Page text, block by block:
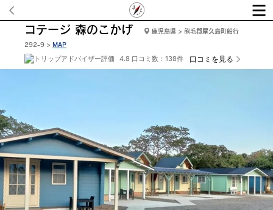
コテージ 森のこかげ 鹿児島県 > 熊毛郡屋久島町船行
292-9 > MAP
4.8 口コミ数：138件 口コミを見る